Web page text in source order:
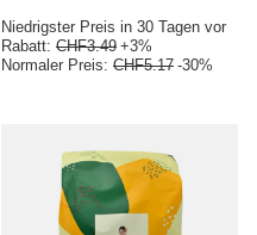
Niedrigster Preis in 30 Tagen vor
Rabatt: CHF3.49 +3%
Normaler Preis: CHF5.17 -30%